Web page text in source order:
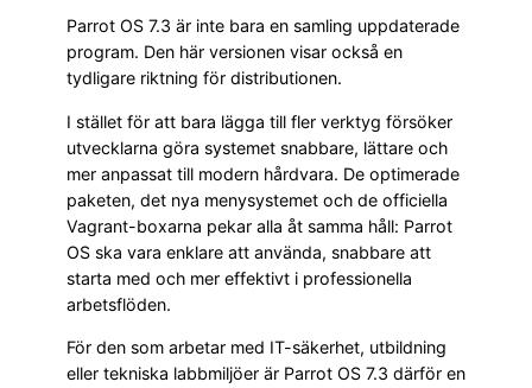
Parrot OS 7.3 är inte bara en samling uppdaterade
program. Den här versionen visar också en
tydligare riktning för distributionen.
I stället för att bara lägga till fler verktyg försöker
utvecklarna göra systemet snabbare, lättare och
mer anpassat till modern hårdvara. De optimerade
paketen, det nya menysystemet och de officiella
Vagrant-boxarna pekar alla åt samma håll: Parrot
OS ska vara enklare att använda, snabbare att
starta med och mer effektivt i professionella
arbetsflöden.
För den som arbetar med IT-säkerhet, utbildning
eller tekniska labbmiljöer är Parrot OS 7.3 därför en